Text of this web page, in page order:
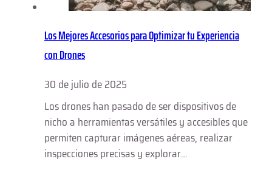
Los Mejores Accesorios para Optimizar tu Experiencia
con Drones
30 de julio de 2025
Los drones han pasado de ser dispositivos de
nicho a herramientas versátiles y accesibles que
permiten capturar imágenes aéreas, realizar
inspecciones precisas y explorar…